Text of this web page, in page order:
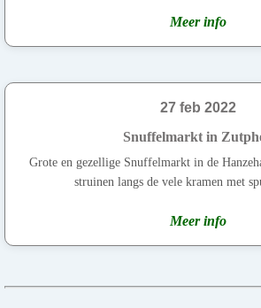
Meer info
27 feb 2022
Snuffelmarkt in
Grote en gezellige Snuffelmarkt in de
struinen langs de vele kramen met
Meer info